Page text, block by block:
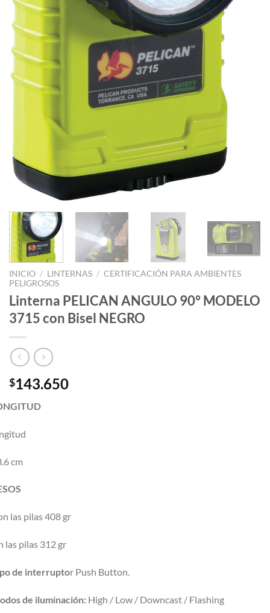
INICIO / LINTERNAS / CERTIFICACIÓN PARA AMBIENTES
PELIGROSOS
Linterna PELICAN ANGULO 90° MODELO
3715 con Bisel NEGRO
$143.650
cm
las pilas 408 gr
las pilas 312 gr
de interruptor Push Button.
de iluminación: High / Low / Downcast / Flashing